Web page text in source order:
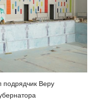
подрядчик Веру